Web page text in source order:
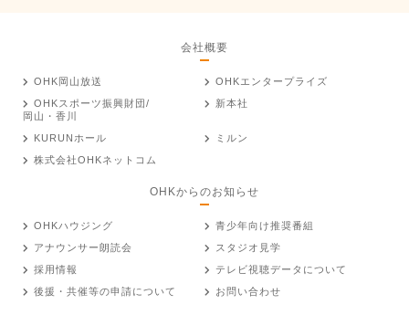
会社概要
OHK岡山放送
OHKエンタープライズ
OHKスポーツ振興財団/
岡山・香川
新本社
KURUNホール
ミルン
株式会社OHKネットコム
OHKからのお知らせ
OHKハウジング
青少年向け推奨番組
アナウンサー朗読会
スタジオ見学
採用情報
テレビ視聴データについて
後援・共催等の申請について
お問い合わせ